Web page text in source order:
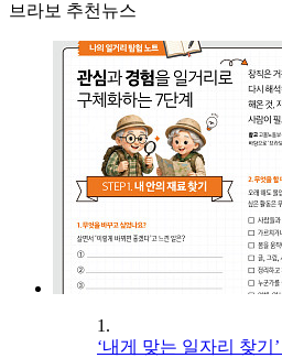
브라보 추천뉴스
1.
‘내게 맞는 일자리 찾기